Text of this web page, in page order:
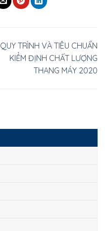
QUY TRÌNH VÀ TIÊU CHUẨN
KIỂM ĐỊNH CHẤT LƯỢNG
THANG MÁY 2020